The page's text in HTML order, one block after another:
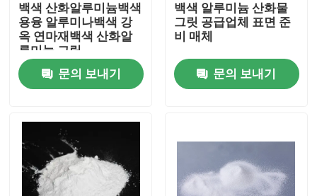
홈
회사 소개
공장 투어
백색 산화알루미늄백색
용융 알루미나백색 강
옥 연마재백색 산화알
루미늄 그릿
문의 보내기
백색 알루미늄 산화물
그릿 공급업체 표면 준
비 매체
문의 보내기